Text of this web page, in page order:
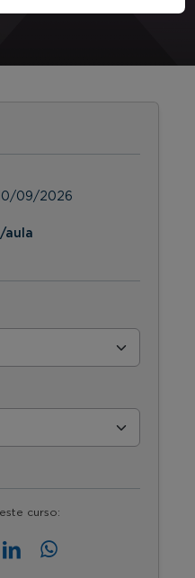
09/2026
aula
curso: